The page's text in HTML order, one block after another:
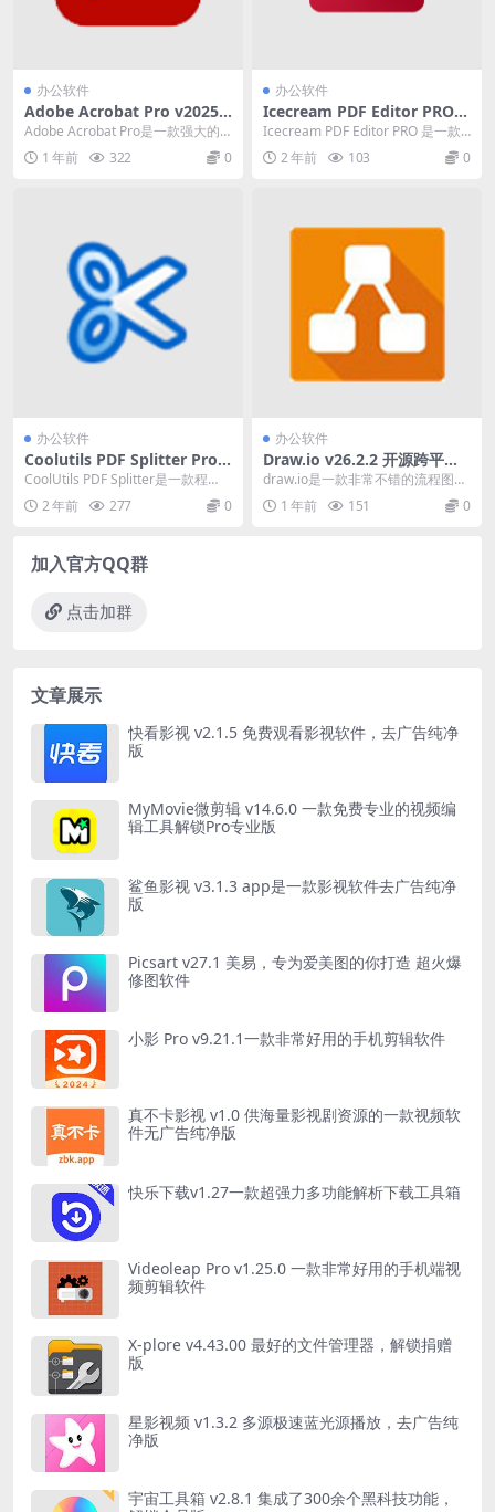
办公软件
Adobe Acrobat Pro v2025.0
01.20467 一款强大的PDF编
辑和管理软件
Adobe Acrobat Pro是一款强大的P
DF编辑和管理软件。它可以让您
创...1 年前 322 0
办公软件
Icecream PDF Editor PRO(P
DF编辑软件)v3.28 中文破解
便携式版
Icecream PDF Editor PRO 是一款
真正简单地编辑 PDF 文...
2 年前 103 0
办公软件
Coolutils PDF Splitter Pro
(PDF分割）v5.2.0.100 中文破
解便携式版
CoolUtils PDF Splitter是一款程
序，您可以使用它从 PDF ...
2 年前 277 0
办公软件
Draw.io v26.2.2 开源跨平台
流程图绘制软件
draw.io是一款非常不错的流程图绘
制软件，支持各种各样的流程图绘
制，基本上能...
1 年前 151 0
加入官方QQ群
点击加群
文章展示
快看影视 v2.1.5 免费观看影视软件，去广告纯净
版
MyMovie微剪辑 v14.6.0 一款免费专业的视频编
辑工具解锁Pro专业版
鲨鱼影视 v3.1.3 app是一款影视软件去广告纯净
版
Picsart v27.1 美易，专为爱美图的你打造 超火爆
修图软件
小影 Pro v9.21.1一款非常好用的手机剪辑软件
真不卡影视 v1.0 供海量影视剧资源的一款视频软
件无广告纯净版
快乐下载v1.27一款超强力多功能解析下载工具箱
Videoleap Pro v1.25.0 一款非常好用的手机端视
频剪辑软件
X-plore v4.43.00 最好的文件管理器，解锁捐赠
版
星影视频 v1.3.2 多源极速蓝光源播放，去广告纯
净版
宇宙工具箱 v2.8.1 集成了300余个黑科技功能，